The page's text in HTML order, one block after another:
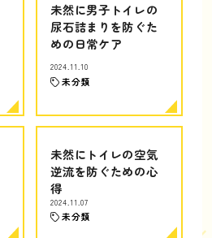
未然に男子トイレの
尿石詰まりを防ぐた
めの日常ケア
2024.11.10
未分類
未然にトイレの空気
逆流を防ぐための心
得
2024.11.07
未分類